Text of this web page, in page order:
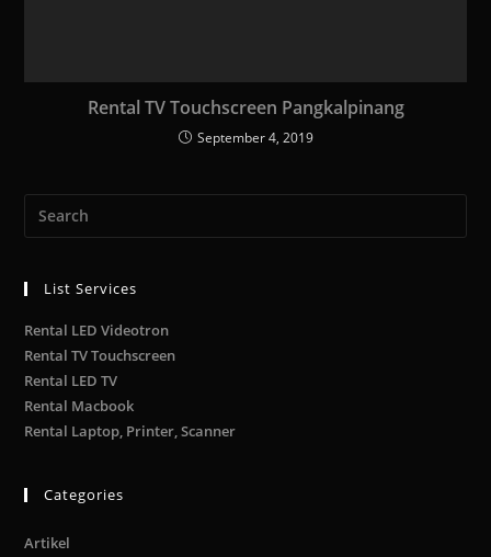
Rental TV Touchscreen Pangkalpinang
September 4, 2019
List Services
Rental LED Videotron
Rental TV Touchscreen
Rental LED TV
Rental Macbook
Rental Laptop, Printer, Scanner
Categories
Artikel